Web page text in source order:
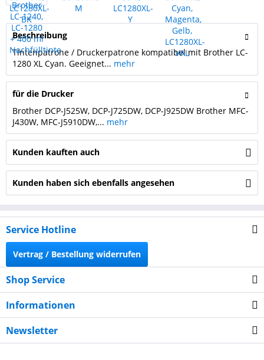
Beschreibung
Tintenpatrone / Druckerpatrone kompatibel mit Brother LC-
1280 XL Cyan. Geeignet... mehr
für die Drucker
Brother DCP-J525W, DCP-J725DW, DCP-J925DW Brother MFC-
J430W, MFC-J5910DW,... mehr
Kunden kauften auch
Kunden haben sich ebenfalls angesehen
Service Hotline
Vertrag / Bestellung widerrufen
Shop Service
Informationen
Newsletter